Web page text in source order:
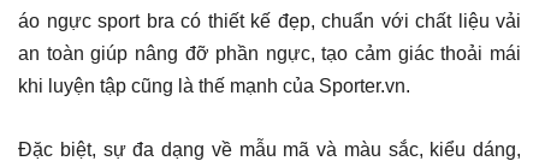
áo ngực sport bra có thiết kế đẹp, chuẩn với chất liệu vải
an toàn giúp nâng đỡ phần ngực, tạo cảm giác thoải mái
khi luyện tập cũng là thế mạnh của Sporter.vn.
Đặc biệt, sự đa dạng về mẫu mã và màu sắc, kiểu dáng,